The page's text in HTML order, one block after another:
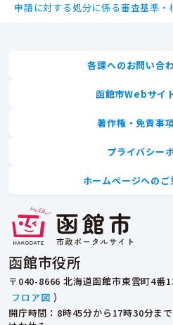
申請に対する処分に係る審査基準・
函館市役所
〒040-8666 北海道函館市東雲町4番
フロア図 ）
開庁時間：8時45分から17時30分
各課へのお問い合
函館市Webサイ
著作権・免責事
プライバシー
ホームページへの